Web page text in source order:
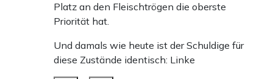
Platz an den Fleischtrögen die oberste
Priorität hat.
Und damals wie heute ist der Schuldige für
diese Zustände identisch: Linke